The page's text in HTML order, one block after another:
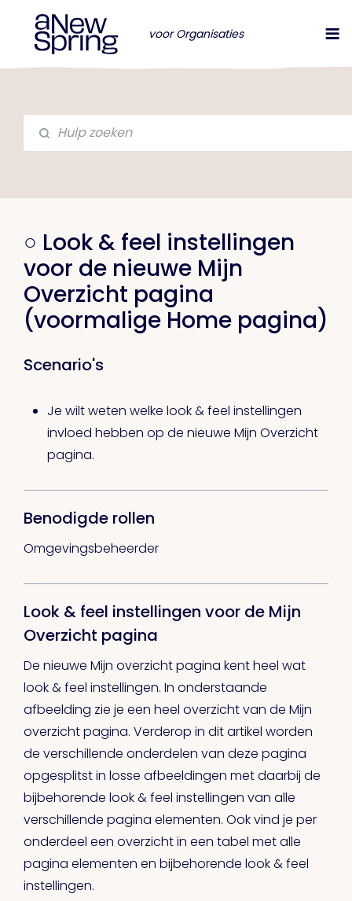
voor Organisaties
○ Look & feel instellingen
voor de nieuwe Mijn
Overzicht pagina
(voormalige Home pagina)
Scenario's
Je wilt weten welke look & feel instellingen
invloed hebben op de nieuwe Mijn Overzicht
pagina.
Benodigde rollen
Omgevingsbeheerder
Look & feel instellingen voor de Mijn
Overzicht pagina
De nieuwe Mijn overzicht pagina kent heel wat
look & feel instellingen. In onderstaande
afbeelding zie je een heel overzicht van de Mijn
overzicht pagina. Verderop in dit artikel worden
de verschillende onderdelen van deze pagina
opgesplitst in losse afbeeldingen met daarbij de
bijbehorende look & feel instellingen van alle
verschillende pagina elementen. Ook vind je per
onderdeel een overzicht in een tabel met alle
pagina elementen en bijbehorende look & feel
instellingen.